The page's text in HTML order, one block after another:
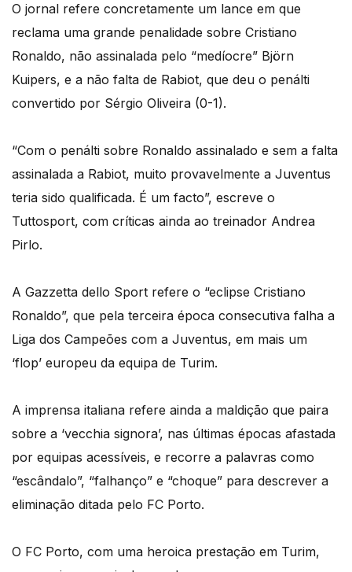
O jornal refere concretamente um lance em que
reclama uma grande penalidade sobre Cristiano
Ronaldo, não assinalada pelo “medíocre” Björn
Kuipers, e a não falta de Rabiot, que deu o penálti
convertido por Sérgio Oliveira (0-1).
“Com o penálti sobre Ronaldo assinalado e sem a falta
assinalada a Rabiot, muito provavelmente a Juventus
teria sido qualificada. É um facto”, escreve o
Tuttosport, com críticas ainda ao treinador Andrea
Pirlo.
A Gazzetta dello Sport refere o “eclipse Cristiano
Ronaldo”, que pela terceira época consecutiva falha a
Liga dos Campeões com a Juventus, em mais um
‘flop’ europeu da equipa de Turim.
A imprensa italiana refere ainda a maldição que paira
sobre a ‘vecchia signora’, nas últimas épocas afastada
por equipas acessíveis, e recorre a palavras como
“escândalo”, “falhanço” e “choque” para descrever a
eliminação ditada pelo FC Porto.
O FC Porto, com uma heroica prestação em Turim,